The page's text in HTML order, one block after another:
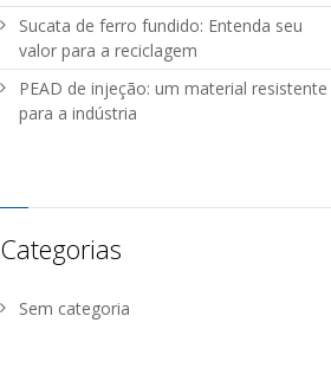
Sucata de ferro fundido: Entenda seu
valor para a reciclagem
PEAD de injeção: um material resistente
para a indústria
Categorias
Sem categoria